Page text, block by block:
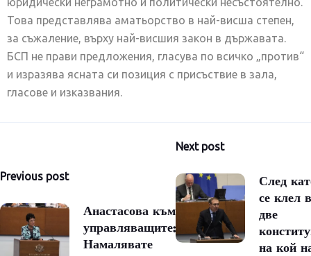
Това представлява аматьорство в най-висша степен,
за съжаление, върху най-висшия закон в държавата.
БСП не прави предложения, гласува по всичко „против“
и изразява ясната си позиция с присъствие в зала,
гласове и изказвания.
Previous post
Анастасова към
управляващите:
Намалявате
Next post
След
се клел в
две
на кой